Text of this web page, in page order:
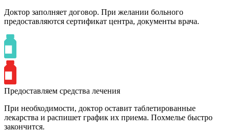
Доктор заполняет договор. При желании больного
предоставляются сертификат центра, документы врача.
Предоставляем средства лечения
При необходимости, доктор оставит таблетированные
лекарства и распишет график их приема. Похмелье быстро
закончится.